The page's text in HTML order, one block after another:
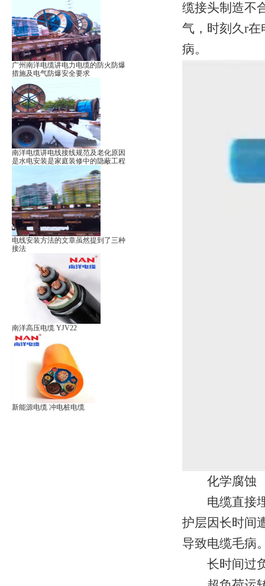
广州南洋电缆讲电力电缆的防火防爆
措施及电气防爆安全要求
南洋电缆讲电线接线规范及老化原因
是水电安装是家庭装修中的隐蔽工程
电线安装方法的文章虽然提到了三种
接法
南洋高压电缆 YJV22
新能源电缆 冲电桩电缆
缆接头制造不
气，时刻久r
病。
化学腐蚀
电缆直接埋
护层因长时间
导致电缆毛病
长时间过